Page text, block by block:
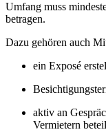
Umfang muss
betragen.
Dazu gehören auch
ein Exposé
aktiv an
Vermietern